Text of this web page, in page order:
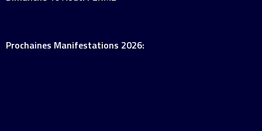
Prochaines Manifestations 2026: